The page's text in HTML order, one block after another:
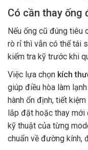
Có cần thay ống
Nếu ống cũ đúng tiêu
rò rỉ thì vẫn có thể tái
kiểm tra kỹ trước khi
Việc lựa chọn kích
giúp điều hòa làm
hành ổn định, tiết
lắp đặt hoặc thay mới
kỹ thuật của từng
chuẩn về đường kính,